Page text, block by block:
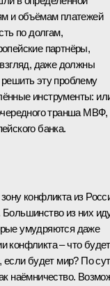
и объёмам платежей
по долгам,
партнёры,
даже должны
эту проблему
инструменты:
транша МВФ,
банка.
конфликта из
из них
умудряются даже
конфликта – что будет
если будет мир? По
наёмничество.